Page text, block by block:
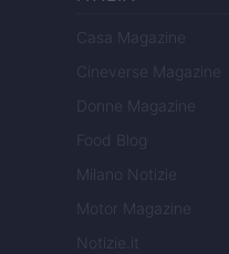
Casa Magazine
Cineverse Magazine
Donne Magazine
Food Blog
Milano Notizie
Motor Magazine
Notizie.it